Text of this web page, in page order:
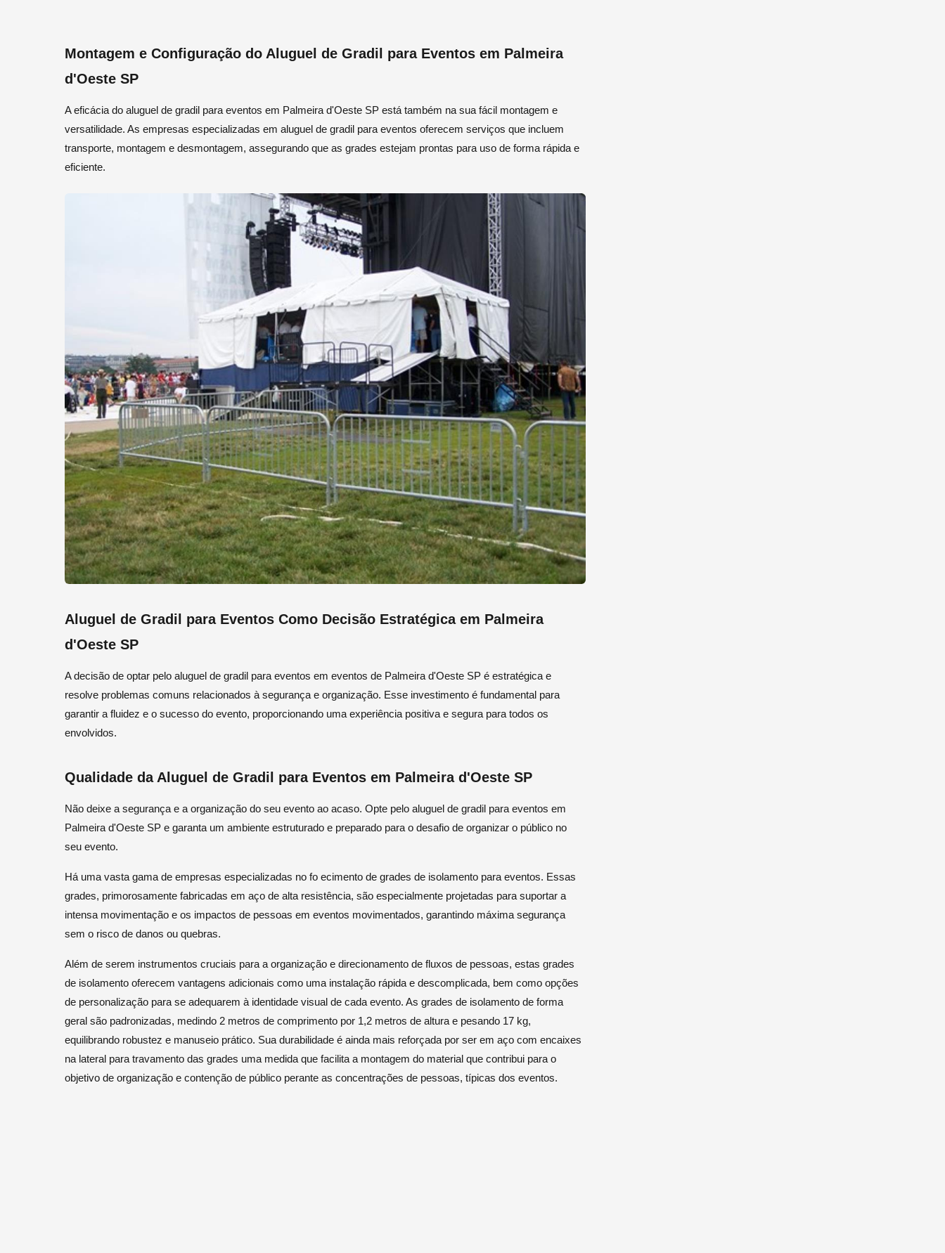
Montagem e Configuração do Aluguel de Gradil para Eventos em Palmeira
d'Oeste SP
A eficácia do aluguel de gradil para eventos em Palmeira d'Oeste SP está também na sua fácil montagem e
versatilidade. As empresas especializadas em aluguel de gradil para eventos oferecem serviços que incluem
transporte, montagem e desmontagem, assegurando que as grades estejam prontas para uso de forma rápida e
eficiente.
Aluguel de Gradil para Eventos Como Decisão Estratégica em Palmeira
d'Oeste SP
A decisão de optar pelo aluguel de gradil para eventos em eventos de Palmeira d'Oeste SP é estratégica e
resolve problemas comuns relacionados à segurança e organização. Esse investimento é fundamental para
garantir a fluidez e o sucesso do evento, proporcionando uma experiência positiva e segura para todos os
envolvidos.
Qualidade da Aluguel de Gradil para Eventos em Palmeira d'Oeste SP
Não deixe a segurança e a organização do seu evento ao acaso. Opte pelo aluguel de gradil para eventos em
Palmeira d'Oeste SP e garanta um ambiente estruturado e preparado para o desafio de organizar o público no
seu evento.
Há uma vasta gama de empresas especializadas no fo ecimento de grades de isolamento para eventos. Essas
grades, primorosamente fabricadas em aço de alta resistência, são especialmente projetadas para suportar a
intensa movimentação e os impactos de pessoas em eventos movimentados, garantindo máxima segurança
sem o risco de danos ou quebras.
Além de serem instrumentos cruciais para a organização e direcionamento de fluxos de pessoas, estas grades
de isolamento oferecem vantagens adicionais como uma instalação rápida e descomplicada, bem como opções
de personalização para se adequarem à identidade visual de cada evento. As grades de isolamento de forma
geral são padronizadas, medindo 2 metros de comprimento por 1,2 metros de altura e pesando 17 kg,
equilibrando robustez e manuseio prático. Sua durabilidade é ainda mais reforçada por ser em aço com encaixes
na lateral para travamento das grades uma medida que facilita a montagem do material que contribui para o
objetivo de organização e contenção de público perante as concentrações de pessoas, típicas dos eventos.